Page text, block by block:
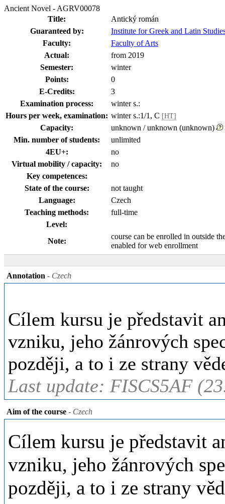
Ancient Novel - AGRV00078
Title:
Antický román
Guaranteed by:
Institute for Greek and Latin
Faculty:
Faculty of Arts
Actual:
from 2019
Semester:
winter
Points:
0
E-Credits:
3
Examination process:
winter s.:
Hours per week, examination: winter s.:1/1, C [HT]
Capacity:
unknown / unknown (unknown)
Min. number of students:
unlimited
4EU+:
no
Virtual mobility / capacity:
no
Key competences:
State of the course:
not taught
Language:
Czech
Teaching methods:
full-time
Level:
Note:
course can be enrolled in outside
enabled for web enrollment
Annotation - Czech
Cílem kursu je představit
vzniku, jeho žánrových
později, a to i ze strany
Last update: FISCS5AF
Aim of the course - Czech
Cílem kursu je představit
vzniku, jeho žánrových
později, a to i ze strany